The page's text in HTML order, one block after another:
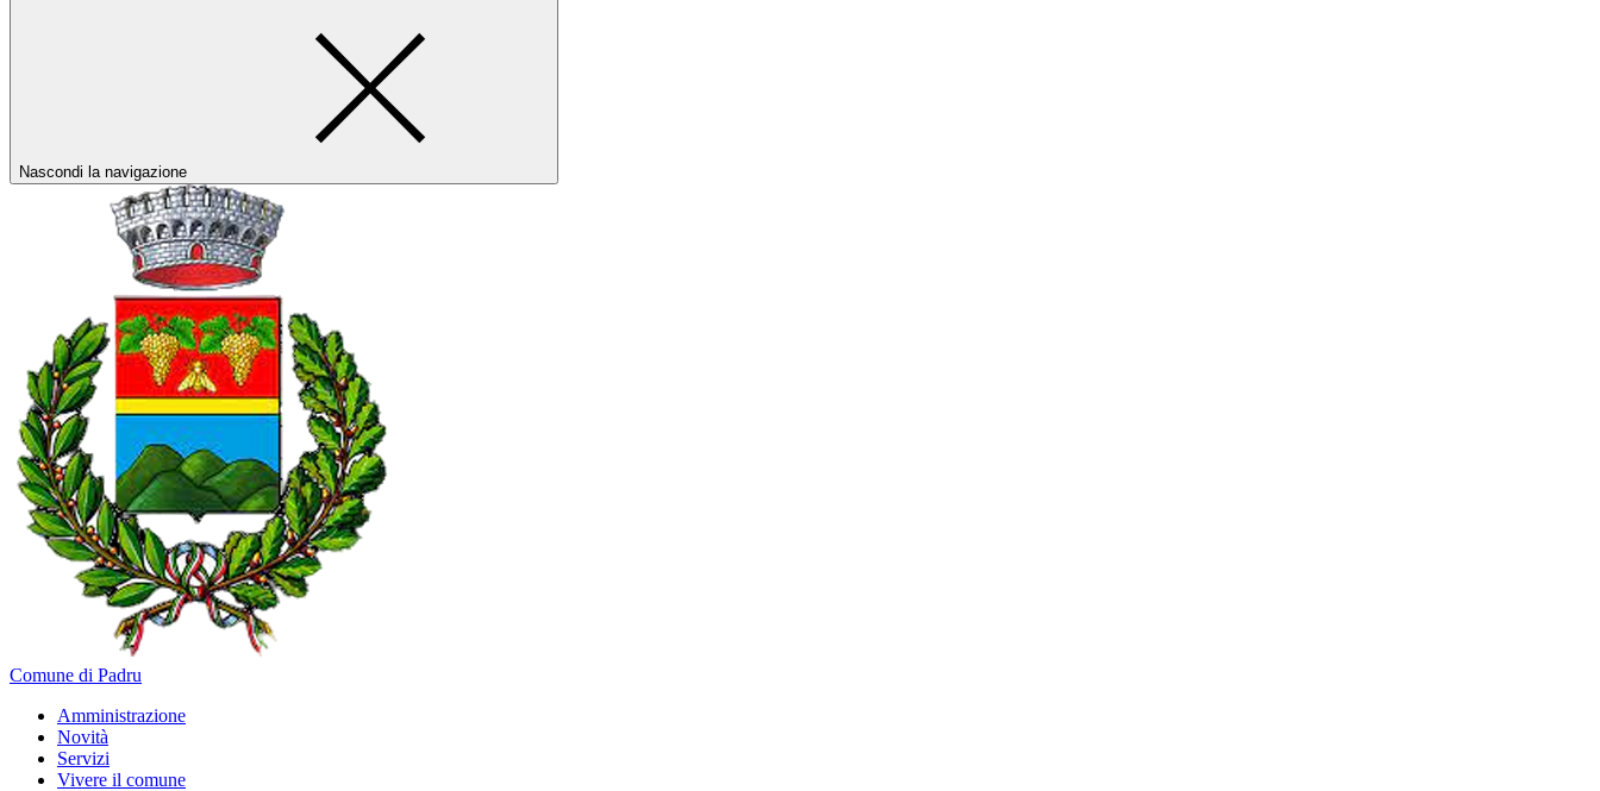
Nascondi la navigazione
Comune di Padru
Amministrazione
Novità
Servizi
Vivere il comune